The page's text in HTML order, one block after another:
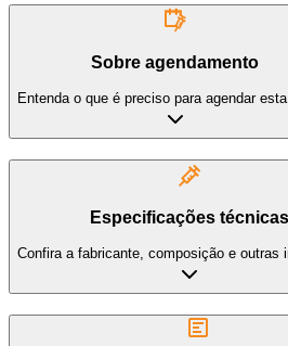
Sobre agendamento
Entenda o que é preciso para agendar
Especificações técnicas
Confira a fabricante, composição e outras